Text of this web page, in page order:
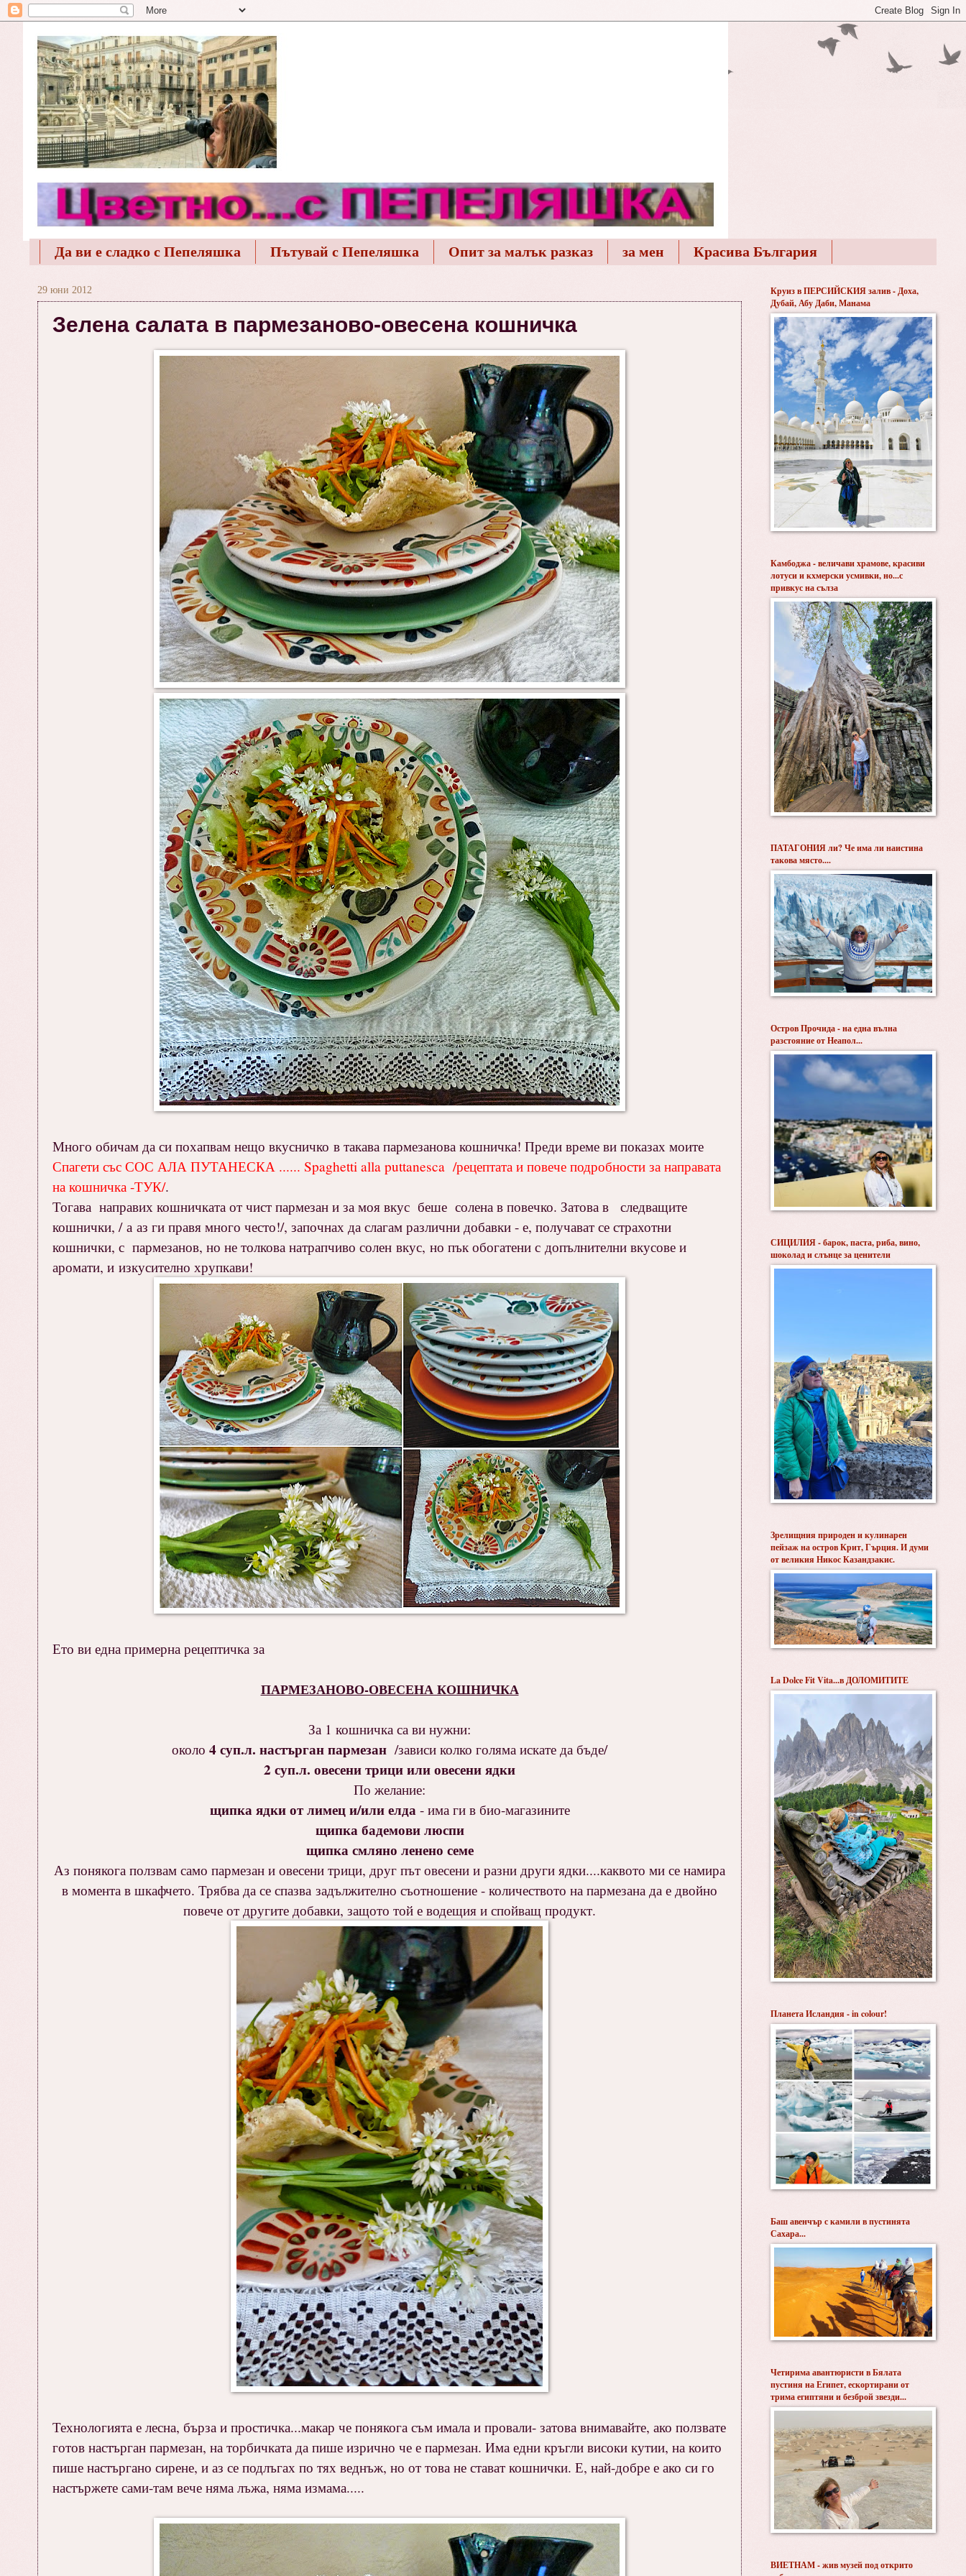
Да ви е сладко с Пепеляшка Пътувай с Пепеляшка Опит за малък разказ за мен Красива България
29 юни 2012
Зелена салата в пармезаново-овесена кошничка
Много обичам да си похапвам нещо вкусничко в такава пармезанова кошничка! Преди време ви показах моите
Спагети със СОС АЛА ПУТАНЕСКА ...... Spaghetti alla puttanesca /рецептата и повече подробности за направата
на кошничка -ТУК/.
Тогава направих кошничката от чист пармезан и за моя вкус беше солена в повечко. Затова в следващите
кошнички, / а аз ги правя много често!/, започнах да слагам различни добавки - е, получават се страхотни
кошнички, с пармезанов, но не толкова натрапчиво солен вкус, но пък обогатени с допълнителни вкусове и
аромати, и изкусително хрупкави!
Ето ви една примерна рецептичка за
ПАРМЕЗАНОВО-ОВЕСЕНА КОШНИЧКА
За 1 кошничка са ви нужни:
около 4 суп.л. настърган пармезан /зависи колко голяма искате да бъде/
2 суп.л. овесени трици или овесени ядки
По желание:
щипка ядки от лимец и/или елда- има ги в био-магазините
щипка бадемови люспи
щипка смляно ленено семе
Аз понякога ползвам само пармезан и овесени трици, друг път овесени и разни други ядки....каквото ми се намира
в момента в шкафчето. Трябва да се спазва задължително съотношение - количеството на пармезана да е двойно
повече от другите добавки, защото той е водещия и спойващ продукт.
Технологията е лесна, бърза и простичка...макар че понякога съм имала и провали- затова внимавайте, ако ползвате
готов настърган пармезан, на торбичката да пише изрично че е пармезан. Има едни кръгли високи кутии, на които
пише настъргано сирене, и аз се подлъгах по тях веднъж, но от това не стават кошнички. Е, най-добре е ако си го
настържете сами-там вече няма лъжа, няма измама.....
Круиз в ПЕРСИЙСКИЯ залив - Доха,
Дубай, Абу Даби, Манама
Камбоджа - величави храмове, красиви
лотуси и кхмерски усмивки, но...с
привкус на сълза
ПАТАГОНИЯ ли? Че има ли наистина
такова място....
Остров Прочида - на една вълна
разстояние от Неапол...
СИЦИЛИЯ - барок, паста, риба, вино,
шоколад и слънце за ценители
Зрелищния природен и кулинарен
пейзаж на остров Крит, Гърция. И думи
от великия Никос Казандзакис.
La Dolce Fit Vita...в ДОЛОМИТИТЕ
Планета Исландия - in colour!
Баш авенчър с камили в пустинята
Сахара...
Четирима авантюристи в Бялата
пустиня на Египет, ескортирани от
трима египтяни и безброй звезди...
ВИЕТНАМ - жив музей под открито